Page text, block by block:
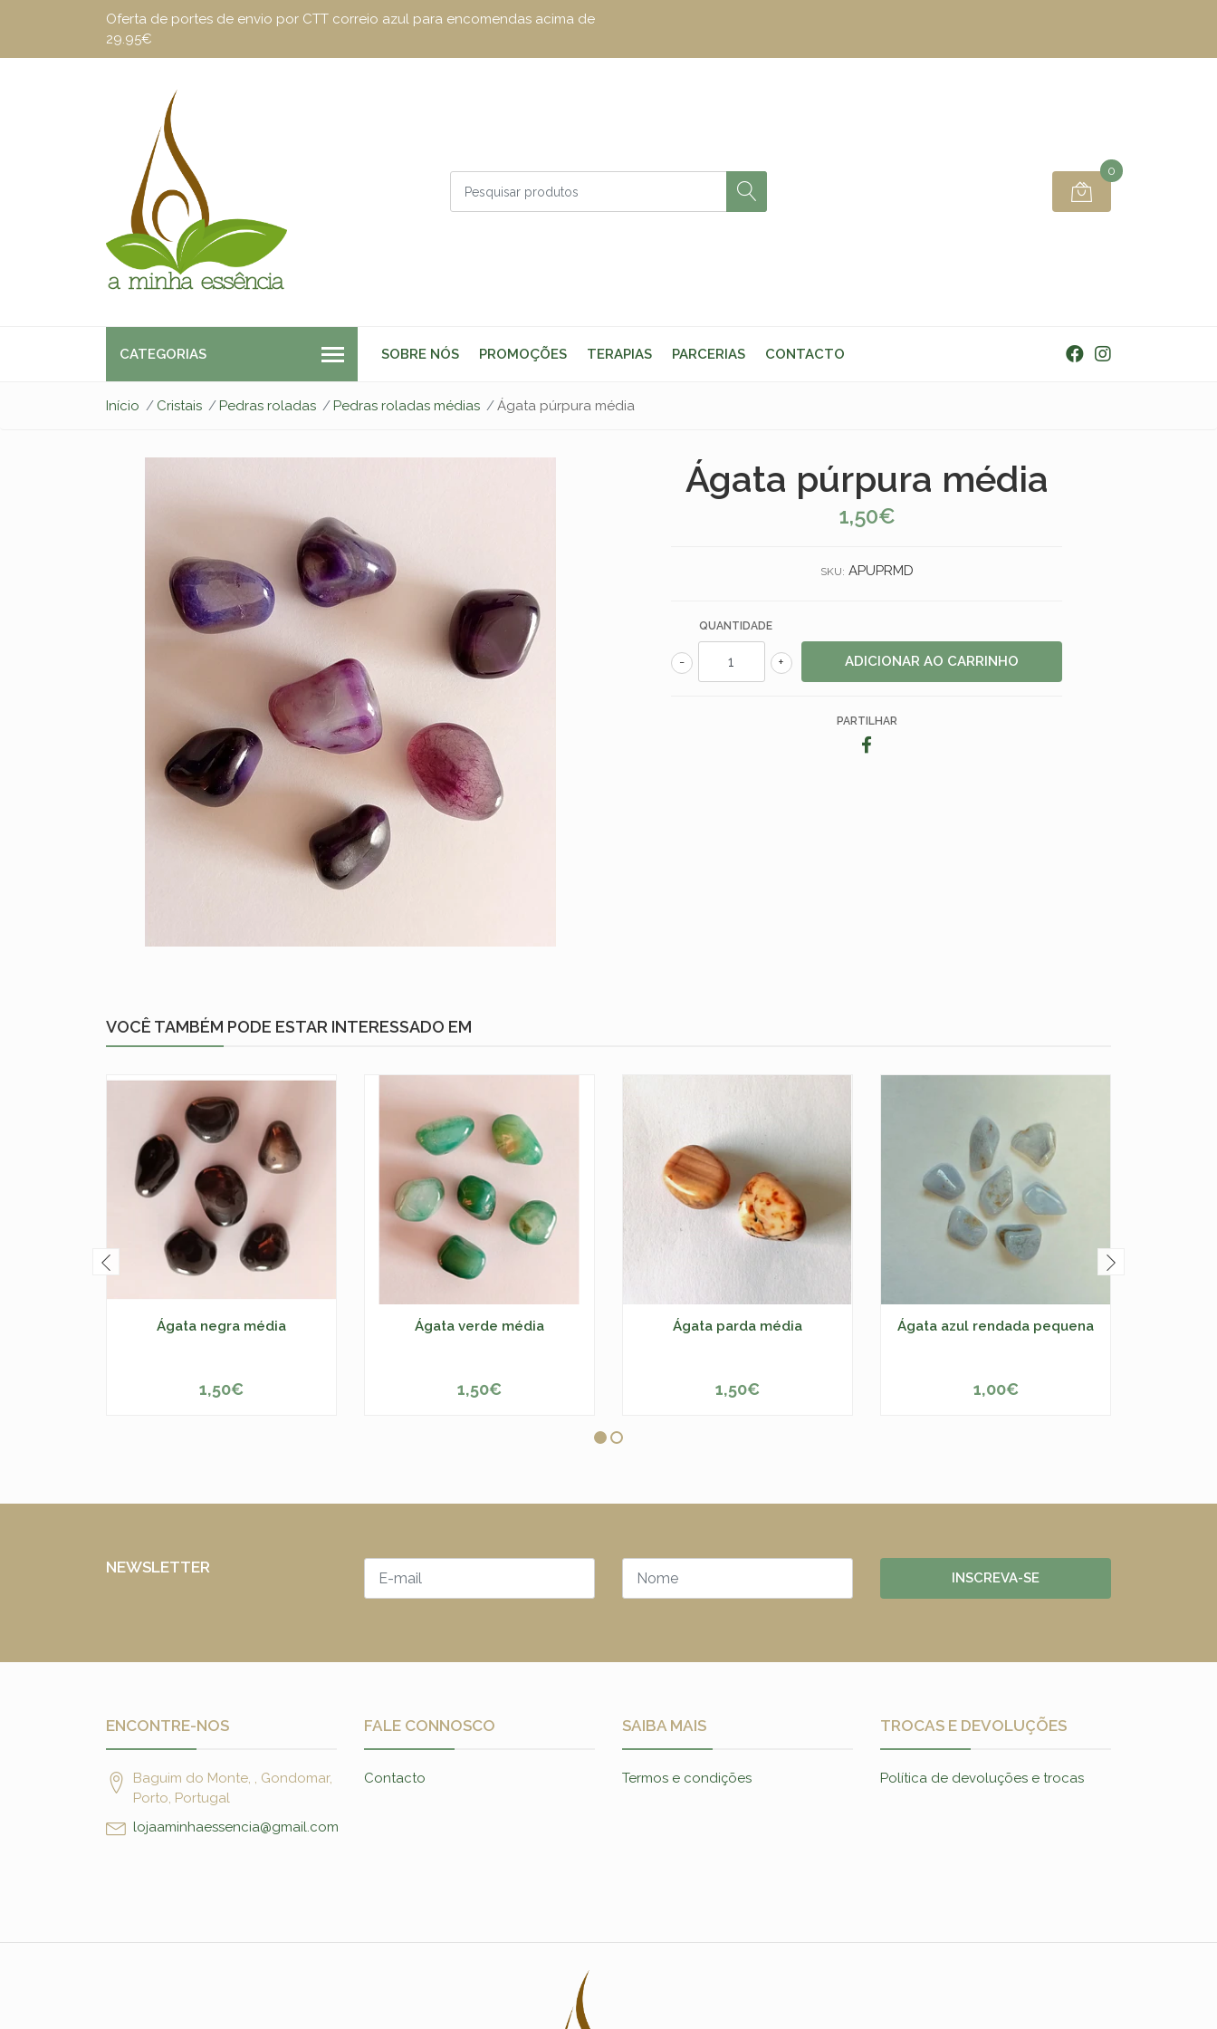
Oferta de portes de envio por CTT correio azul para encomendas acima de
29.95€
0
CATEGORIAS SOBRE NÓS PROMOÇÕES TERAPIAS PARCERIAS CONTACTO
Início Cristais Pedras roladas Pedras roladas médias Ágata púrpura média
Ágata púrpura média
1,50€
SKU: APUPRMD
QUANTIDADE
+
-
PARTILHAR
VOCÊ TAMBÉM PODE ESTAR INTERESSADO EM
Ágata negra média
+
1,50€
Ágata verde média
+
1,50€
Ágata parda média
+
1,50€
Ágata azul rendada pequena
+
1,00€
NEWSLETTER
INSCREVA-SE
ENCONTRE-NOS
Baguim do Monte, , Gondomar,
Porto, Portugal
lojaaminhaessencia@gmail.com
FALE CONNOSCO
Contacto
SAIBA MAIS
Termos e condições
TROCAS E DEVOLUÇÕES
Política de devoluções e trocas